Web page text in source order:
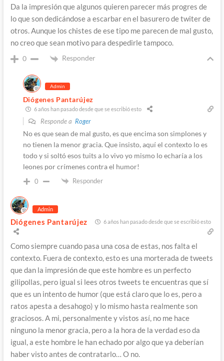
Da la impresión que algunos quieren parecer más progres de
lo que son dedicándose a escarbar en el basurero de twiter de
otros. Aunque los chistes de ese tipo me parecen de mal gusto,
no creo que sean motivo para despedirle tampoco.
0 Responder
Admin
Diógenes Pantarújez
6 años han pasado desde que se escribió esto
Responde a Roger
No es que sean de mal gusto, es que encima son simplones y
no tienen la menor gracia. Que insisto, aquí el contexto lo es
todo y si soltó esos tuits a lo vivo yo mismo lo echaría a los
leones por crímenes contra el humor!
0 Responder
Admin
Diógenes Pantarújez 6 años han pasado desde que se escribió esto
Como siempre cuando pasa una cosa de estas, nos falta el
contexto. Fuera de contexto, esto es una morterada de tweets
que dan la impresión de que este hombre es un perfecto
gilipollas, pero igual si lees otros tweets te encuentras que sí
que es un intento de humor (que está claro que lo es, pero a
ratos apesta a desahogo) y lo mismo hasta realmente son
graciosos. A mi, personalmente y vistos así, no me hace
ninguno la menor gracia, pero a la hora de la verdad eso da
igual, a este hombre le han echado por algo que ya deberían
haber visto antes de contratarlo… O no.